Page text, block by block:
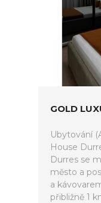
GOLD
Ubytování
House
Durres se
město a
a
přibližně 1